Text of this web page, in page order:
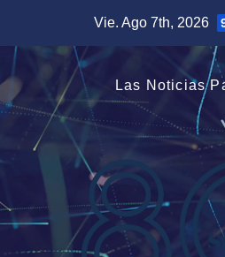
contenido
Vie. Ago 7th, 2026
Las Noticias